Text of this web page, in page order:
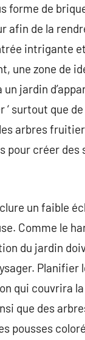
forme de
afin de la
intrigante
une zone de
jardin
‘ surtout que
arbres
créer
un faible
Comme le
du jardin
Planifier
qui couvrira
que des
pousses